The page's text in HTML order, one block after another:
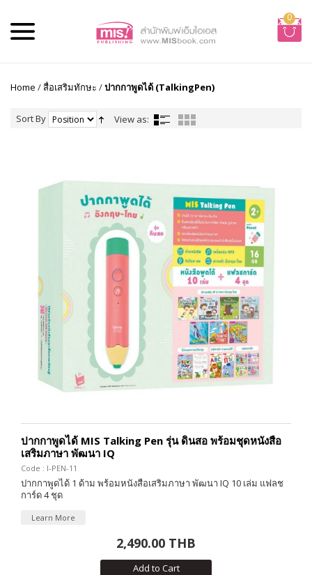
0
Home /สื่อเสริมทักษะ /ปากกาพูดได้ (TalkingPen)
Sort By View as:
ปากกาพูดได้ MIS Talking Pen รุ่น ดินสอ พร้อมชุดหนังสือ
เสริมภาษา พัฒนา IQ
Code : I-PEN-11
ปากกาพูดได้ 1 ด้าม พร้อมหนังสือเสริมภาษา พัฒนา IQ 10 เล่ม แฟลช
การ์ด 4 ชุด
Learn More
2,490.00 THB
Add to Cart